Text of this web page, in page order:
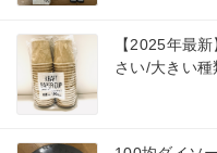
【2025年最
さい/大きい種